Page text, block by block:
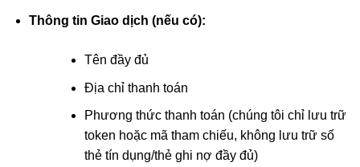
Thông tin Giao dịch (nếu có):
Tên đầy đủ
Địa chỉ thanh toán
Phương thức thanh toán (chúng tôi chỉ lưu trữ
token hoặc mã tham chiếu, không lưu trữ số
thẻ tín dụng/thẻ ghi nợ đầy đủ)